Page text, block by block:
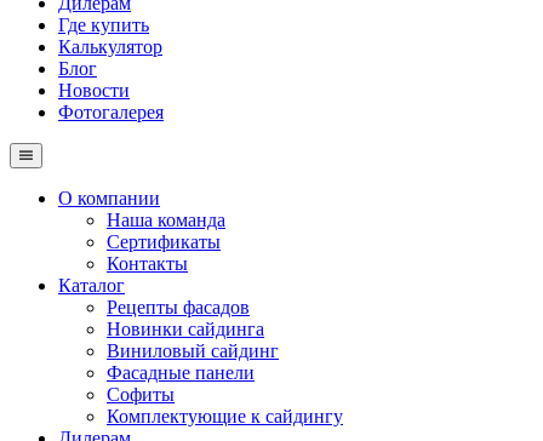
Где купить
Калькулятор
Блог
Новости
Фотогалерея
О компании
Наша команда
Сертификаты
Контакты
Каталог
Рецепты фасадов
Новинки сайдинга
Виниловый сайдинг
Фасадные панели
Софиты
Комплектующие к сайдингу